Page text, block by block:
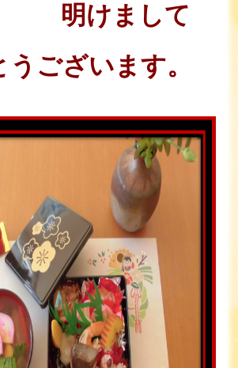
明けまして
ございます。